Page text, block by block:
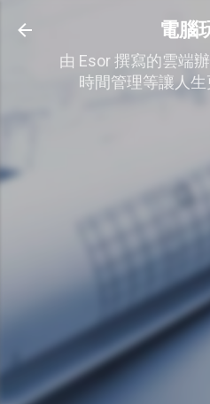
跳到主
電腦
由 Esor 撰寫的雲端
時間管理等讓人